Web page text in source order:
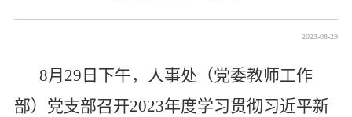
2023-08-29
8月29日下午，人事处（党委教师工作
部）党支部召开2023年度学习贯彻习近平新